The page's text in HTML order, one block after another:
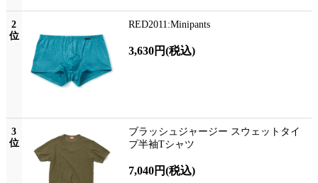
2
位
RED2011:Minipants
3,630円(税込)
3
位
ブラッシュジャージー スウェットタイ
プ半袖Tシャツ
7,040円(税込)